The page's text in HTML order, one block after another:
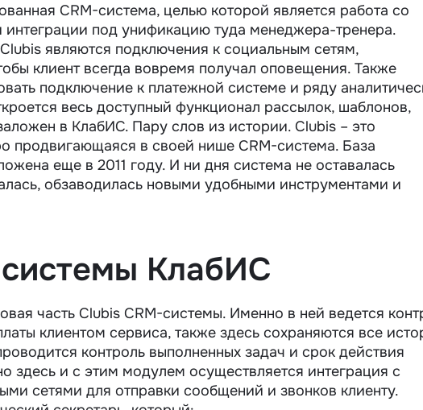
CRM-система, целью которой является работа со
под унификацию туда менеджера-тренера.
являются подключения к социальным сетям,
клиент всегда вовремя получал оповещения. Также
подключение к платежной системе и ряду
весь доступный функционал рассылок, шаблонов,
в КлабИС. Пару слов из истории. Сlubis – это
продвигающаяся в своей нише CRM-система. База
еще в 2011 году. И ни дня система не оставалась
обзаводилась новыми удобными инструментами и
КлабИС
часть Сlubis CRM-системы. Именно в ней ведется
клиентом сервиса, также здесь сохраняются все
контроль выполненных задач и срок действия
здесь и с этим модулем осуществляется интеграция с
сетями для отправки сообщений и звонков клиенту.